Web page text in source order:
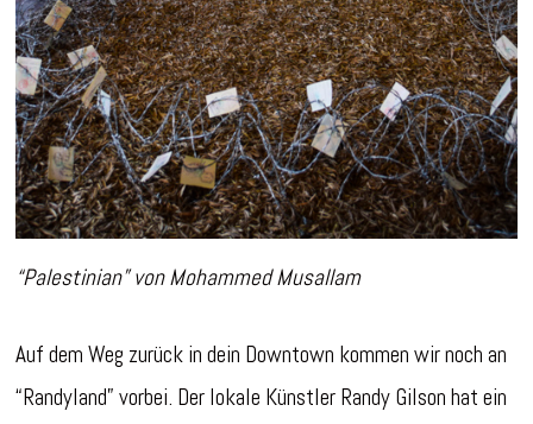
“Palestinian” von Mohammed Musallam
Auf dem Weg zurück in dein Downtown kommen wir noch an
“Randyland” vorbei. Der lokale Künstler Randy Gilson hat ein